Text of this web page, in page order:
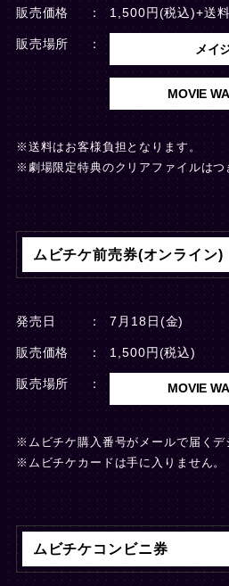
販売価格 1,500円(税込)+送料
販売場所 メイ
MOVIE
※送料はお客様負担となります。
※劇場限定特典のクリアファイルはつ
ムビチケ前売券(オンライン)
発売日 7月18日(金)
販売価格 1,500円(税込)
販売場所 MOVIE
※ムビチケ購入番号がメールで届く
※ムビチケカードは手に入りません。
ムビチケコンビニ券